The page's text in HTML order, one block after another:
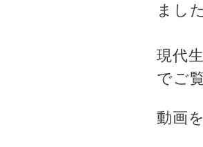
まし
現代
でご
動画